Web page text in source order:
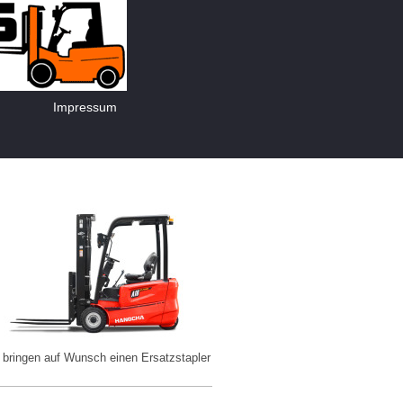
Impressum
auf Wunsch einen Ersatzstapler